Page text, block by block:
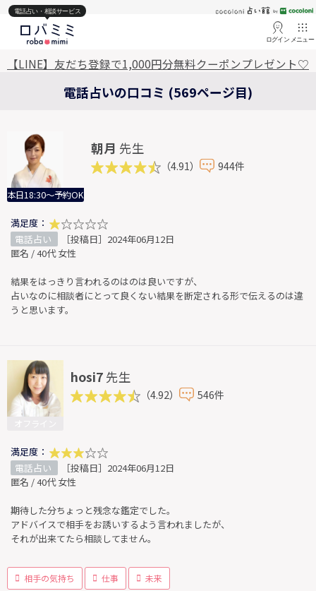
電話占い・相談サービス
ログイン メニュー
【LINE】友だち登録で1,000円分無料クーポンプレゼント♡
電話占いの口コミ (569ページ目)
本日18:30～予約OK
朝月 先生
（4.91） 944件
満足度：
電話占い
［投稿日］2024年06月12日
匿名 / 40代 女性
結果をはっきり言われるのはのは良いですが、
占いなのに相談者にとって良くない結果を断定される形で伝えるのは違
うと思います。
hosi7 先生
（4.92） 546件
満足度：
電話占い
［投稿日］2024年06月12日
匿名 / 40代 女性
期待した分ちょっと残念な鑑定でした。
アドバイスで相手をお誘いするよう言われましたが、
それが出来てたら相談してません。
相手の気持ち 仕事 未来